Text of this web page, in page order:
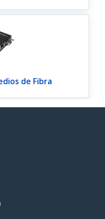
de Fibra